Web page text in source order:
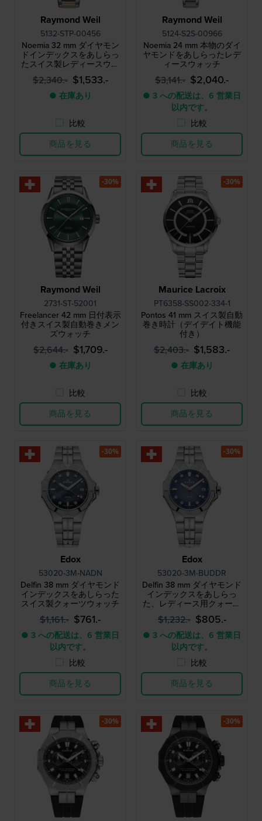
Raymond Weil
5132-STP-00456
Noemia 32 mm ダイヤモン
ドインデックスをあしらっ
たスイス製レディースウォ
ッチ
$2,340.- $1,533.-
● 在庫あり
比較
商品を見る
Raymond Weil
5124-S2S-00966
Noemia 24 mm 本物のダイ
ヤモンドをあしらったレデ
ィースウォッチ
$3,141.- $2,040.-
● 3 への配送は、6 営業日
以内です。
比較
商品を見る
Raymond Weil
2731-ST-52001
Freelancer 42 mm 日付表示
付きスイス製自動巻きメン
ズウォッチ
$2,644.- $1,709.-
● 在庫あり
比較
商品を見る
-30%
Maurice Lacroix
PT6358-SS002-334-1
Pontos 41 mm スイス製自動
巻き時計（デイデイト機能
付き）
$2,403.- $1,583.-
● 在庫あり
比較
商品を見る
-30%
Edox
53020-3M-NADN
Delfin 38 mm ダイヤモンド
インデックスをあしらった
スイス製クォーツウォッチ
$1,161.- $761.-
● 3 への配送は、6 営業日
以内です。
比較
商品を見る
-30%
Edox
53020-3M-BUDDR
Delfin 38 mm ダイヤモンド
インデックスをあしらっ
た、レディース用クォーツ
ダイバーズウォッチのスペ
シャルエディション
$1,232.- $805.-
● 3 への配送は、6 営業日
以内です。
比較
商品を見る
-30%
-30% -30%